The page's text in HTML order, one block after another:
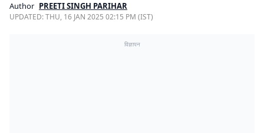
Author PREETI SINGH PARIHAR
UPDATED:THU, 16 JAN 2025 02:15 PM (IST)
विज्ञापन